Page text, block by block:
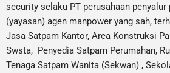
security selaku PT perusahaan penyalur
(yayasan) agen manpower yang sah,
Jasa Satpam Kantor, Area Konstruksi
Swsta, Penyedia Satpam Perumahan,
Tenaga Satpam Wanita (Sekwan) ,